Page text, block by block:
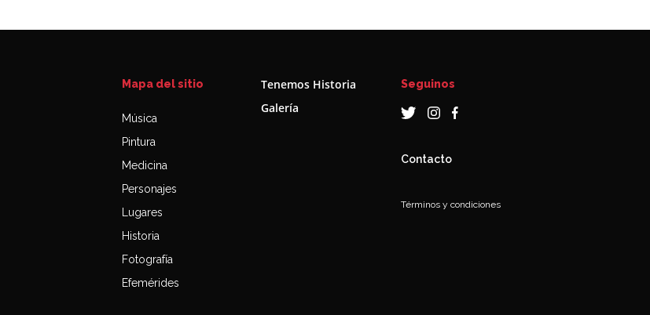
Mapa del sitio
Música
Pintura
Medicina
Personajes
Lugares
Historia
Fotografía
Efemérides
Tenemos Historia
Galería
Seguinos
Contacto
Términos y condiciones